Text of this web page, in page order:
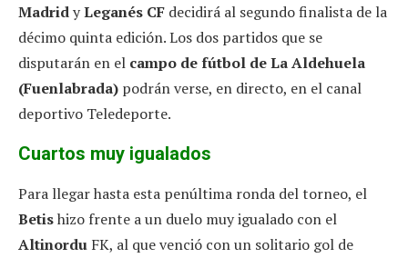
MadridyLeganés CF decidirá al segundo finalista de la
décimo quinta edición. Los dos partidos que se
disputarán en el campo de fútbol de La Aldehuela
(Fuenlabrada) podrán verse, en directo, en el canal
deportivo Teledeporte.
Cuartos muy igualados
Para llegar hasta esta penúltima ronda del torneo, el
Betishizo frente a un duelo muy igualado con el
Altinordu FK, al que venció con un solitario gol de